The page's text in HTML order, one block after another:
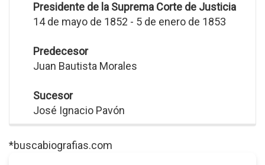
Presidente de la Suprema Corte de Justicia
14 de mayo de 1852 - 5 de enero de 1853
Predecesor
Juan Bautista Morales
Sucesor
José Ignacio Pavón
*buscabiografias.com